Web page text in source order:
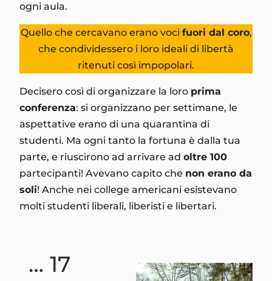
ogni aula.
Quello che cercavano erano voci fuori dal coro,
che condividessero i loro ideali di libertà
ritenuti così impopolari.
Decisero così di organizzare la loro prima
conferenza: si organizzano per settimane, le
aspettative erano di una quarantina di
studenti. Ma ogni tanto la fortuna è dalla tua
parte, e riuscirono ad arrivare ad oltre 100
partecipanti! Avevano capito che non erano da
soli! Anche nei college americani esistevano
molti studenti liberali, liberisti e libertari.
… 17